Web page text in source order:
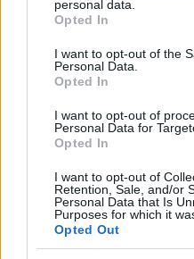
grant or deny consent to
use your data for below
consent section.
personal data.
Opted In
I want to opt-out of the
Personal Data.
Opted In
I want to opt-out of
Personal Data for
Opted In
I want to opt-out of
Retention, Sale, and/or
Personal Data that Is
Purposes for which it
Opted Out
Continua a